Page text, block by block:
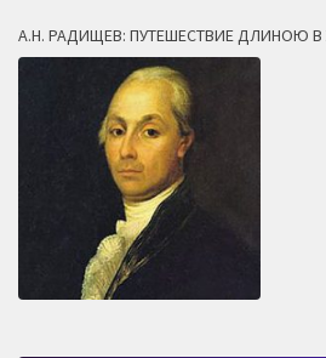
А.Н. РАДИЩЕВ: ПУТЕШЕСТВИЕ ДЛИНОЮ